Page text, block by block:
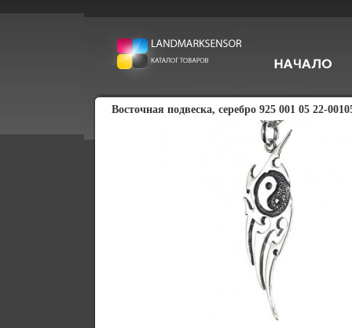
Восточная подвеска, серебро 925 001 05 22-